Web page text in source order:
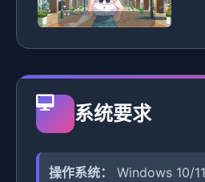
系统要求
操作系统： Windows 10/